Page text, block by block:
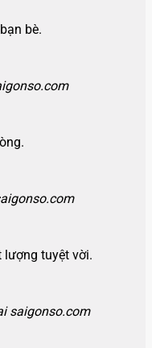
bè.
lượng tuyệt vời.
saigonso.com